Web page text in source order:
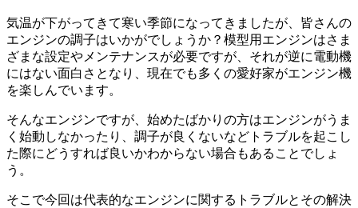
気温が下がってきて寒い季節になってきましたが、皆さんの
エンジンの調子はいかがでしょうか？模型用エンジンはさま
ざまな設定やメンテナンスが必要ですが、それが逆に電動機
にはない面白さとなり、現在でも多くの愛好家がエンジン機
を楽しんでいます。
そんなエンジンですが、始めたばかりの方はエンジンがうま
く始動しなかったり、調子が良くないなどトラブルを起こし
た際にどうすれば良いかわからない場合もあることでしょ
う。
そこで今回は代表的なエンジンに関するトラブルとその解決